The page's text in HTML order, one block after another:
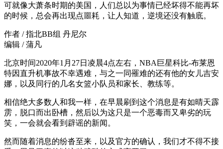
可就像大萧条时期的美国，人们总以为事情已经坏得不能再坏
的时候，总会再出现点噩耗，让人知道，逆境还没有触底。
作者 / 指北BB组 丹尼尔
编辑 / 蒲凡
北京时间2020年1月27日凌晨4点左右，NBA巨星科比-布莱恩
特因直升机事故不幸遇难，与之一同罹难的还有他的女儿吉安
娜，以及同行的几名女篮小队员和家长、教练等。
相信绝大多数人和我一样，在早晨刷到这个消息是有如晴天霹
雳，脱口而出卧槽，然后以为这只是一个恶毒而又卑劣的玩
笑，一会就会看到辟谣的新闻。
然而随着消息的纷沓至来，以及官方的确认，我们才不得不接